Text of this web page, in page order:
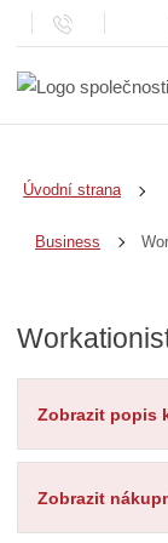
Úvodní strana
Business
Zobrazit popis
Zobrazit